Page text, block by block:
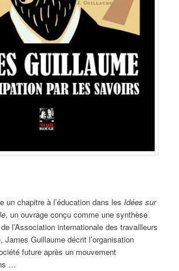
un chapitre à l’éducation dans les Idées sur
, un ouvrage conçu comme une synthèse
l’Association internationale des travailleurs
James Guillaume décrit l’organisation
future après un mouvement
…